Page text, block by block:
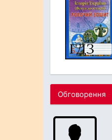
Обговорення